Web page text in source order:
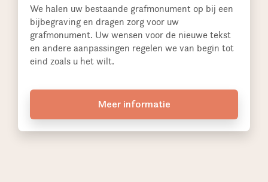
We halen uw bestaande grafmonument op bij een
bijbegraving en dragen zorg voor uw
grafmonument. Uw wensen voor de nieuwe tekst
en andere aanpassingen regelen we van begin tot
eind zoals u het wilt.
Meer informatie